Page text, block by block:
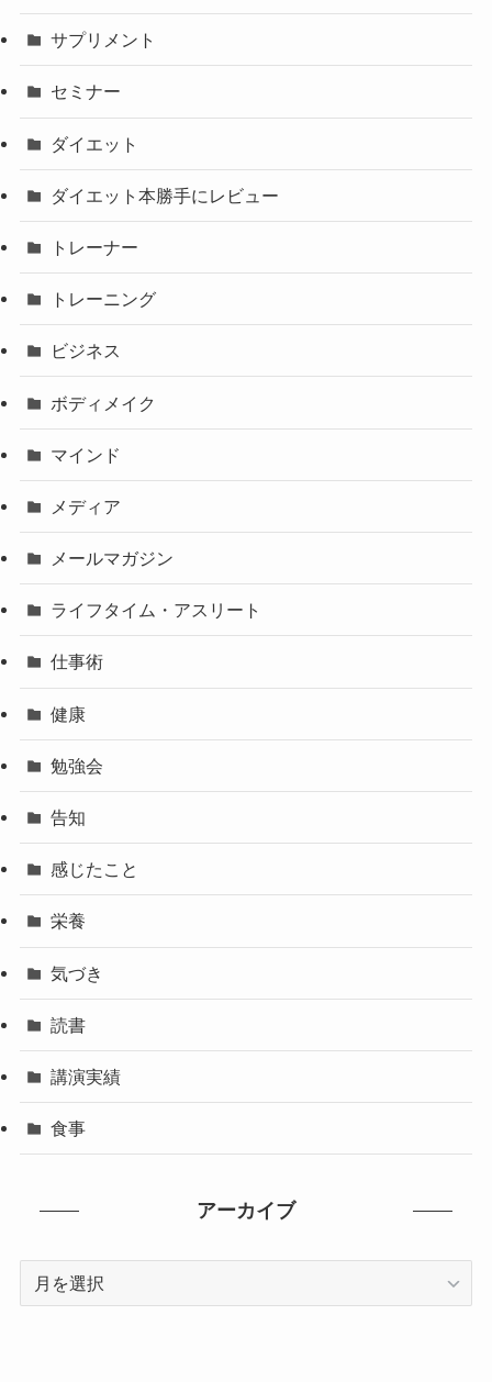
サプリメント
セミナー
ダイエット
ダイエット本勝手にレビュー
トレーナー
トレーニング
ビジネス
ボディメイク
マインド
メディア
メールマガジン
ライフタイム・アスリート
仕事術
健康
勉強会
告知
感じたこと
栄養
気づき
読書
講演実績
食事
アーカイブ